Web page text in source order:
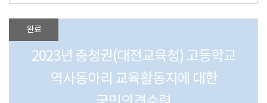
완료
2023년 충청권(대전교육청) 고등학교
역사동아리 교육활동지에 대한